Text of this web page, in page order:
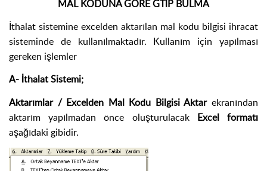
MAL KODUNA GÖRE GTİP BULMA
İthalat sistemine excelden aktarılan mal kodu bilgisi ihracat
sisteminde de kullanılmaktadır. Kullanım için yapılması
gereken işlemler
A- İthalat Sistemi;
Aktarımlar / Excelden Mal Kodu Bilgisi Aktar ekranından
aktarım yapılmadan önce oluşturulacak Excel formatı
aşağıdaki gibidir.